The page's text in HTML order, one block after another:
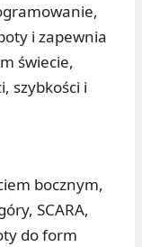
i zapewnia
świecie,
szybkości i
bocznym,
SCARA,
do form